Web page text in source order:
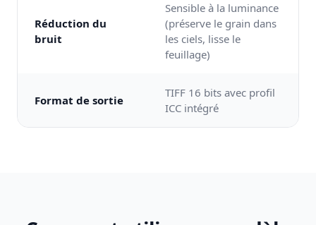
Réduction du
bruit
Sensible à la luminance
(préserve le grain dans
les ciels, lisse le
feuillage)
Format de sortie
TIFF 16 bits avec profil
ICC intégré